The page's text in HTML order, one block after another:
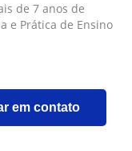
de 7 anos de
e Prática de Ensino
em contato